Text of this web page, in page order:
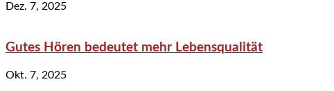
Dez. 7, 2025
Gutes Hören bedeutet mehr Lebensqualität
Okt. 7, 2025